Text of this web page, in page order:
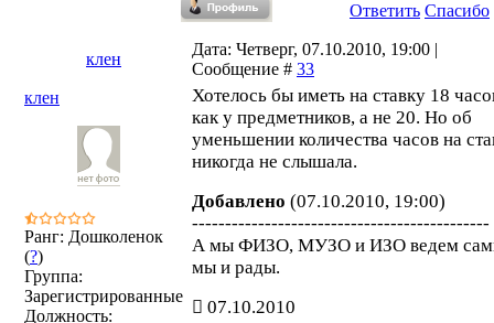
Ответить Спасибо
клен
Дата: Четверг, 07.10.2010, 19:00 |
Сообщение # 33
клен
Ранг: Дошколенок
(?)
Группа:
Зарегистрированные
Должность:
Хотелось бы иметь на ставку 18
как у предметников, а не 20. Но об
уменьшении количества часов на
никогда не слышала.
Добавлено (07.10.2010, 19:00)
---------------------------------------------
А мы ФИЗО, МУЗО и ИЗО ведем
мы и рады.
07.10.2010